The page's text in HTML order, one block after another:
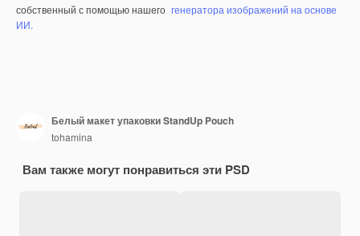
собственный с помощью нашего генератора изображений на основе
ИИ.
Белый макет упаковки StandUp Pouch
tohamina
Вам также могут понравиться эти PSD